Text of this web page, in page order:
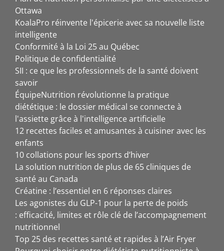
Ottawa
KoalaPro réinvente l'épicerie avec sa nouvelle liste
intelligente
Conformité à la Loi 25 au Québec
Politique de confidentialité
SII : ce que les professionnels de la santé doivent
savoir
ÉquipeNutrition révolutionne la pratique
diététique : le dossier médical se connecte à
l'assiette grâce à l'intelligence artificielle
12 recettes faciles et amusantes à cuisiner avec les
enfants
10 collations pour les sports d’hiver
La solution nutrition de plus de 65 cliniques de
santé au Canada
Créatine : l’essentiel en 6 réponses claires
Les agonistes du GLP-1 pour la perte de poids
: efficacité, limites et rôle clé de l’accompagnement
nutritionnel
Top 25 des recettes santé et rapides à l’Air Fryer